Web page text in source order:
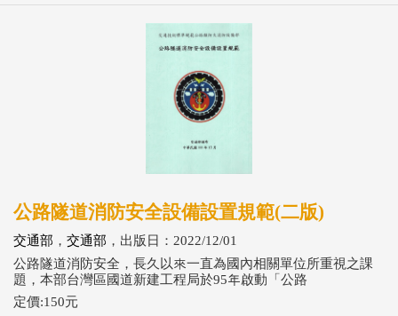
公路隧道消防安全設備設置規範(二版)
交通部 ， 交通部 ，出版日：2022/12/01
公路隧道消防安全，長久以來一直為國內相關單位所重視之課
題，本部台灣區國道新建工程局於95年啟動「公路
定價:150元